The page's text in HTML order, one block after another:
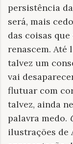
persistência
será, mais
das coisas
renascem. Até
talvez um
vai
flutuar com
talvez, ainda
palavra medo.
ilustrações de